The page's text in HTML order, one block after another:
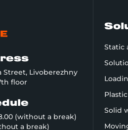
Street, Livoberezhny
floor
(without a break)
a break)
Static
Solid